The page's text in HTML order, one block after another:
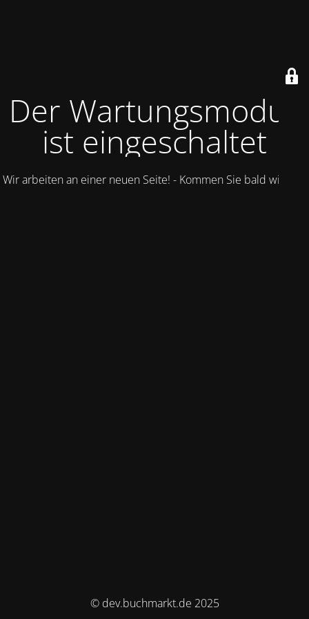
Der Wartungsmodus
ist eingeschaltet
Wir arbeiten an einer neuen Seite! - Kommen Sie bald wieder.
© dev.buchmarkt.de 2025